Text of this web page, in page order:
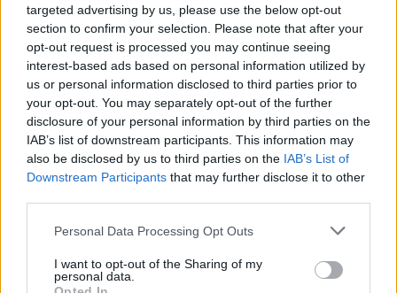
targeted advertising by us, please use the below opt-out
section to confirm your selection. Please note that after your
opt-out request is processed you may continue seeing
interest-based ads based on personal information utilized by
us or personal information disclosed to third parties prior to
your opt-out. You may separately opt-out of the further
disclosure of your personal information by third parties on the
IAB’s list of downstream participants. This information may
also be disclosed by us to third parties on the IAB’s List of
Downstream Participants that may further disclose it to other
Please note that this website/app uses one or more Google
not limited to your visit or usage behaviour. You may click to
grant or deny consent to Google and its third-party tags to
Personal Data Processing Opt Outs
I want to opt-out of the Sharing of my
personal data.
Ključne besede: Mežica
Prevalje
črna na koroškem
krajevni uradi
Upravna enota Ravne na Koroškem
upravne zadeve
zaprtje
Več iz kraja Ravne na Koroškem